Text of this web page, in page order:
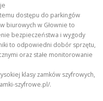
dostępu do parkingów
biurowych w Głownie to
bezpieczeństwa i wygody
to odpowiedni dobór sprzętu,
oraz stałe monitorowanie
klasy zamków szyfrowych,
szyfrowe.pl/.